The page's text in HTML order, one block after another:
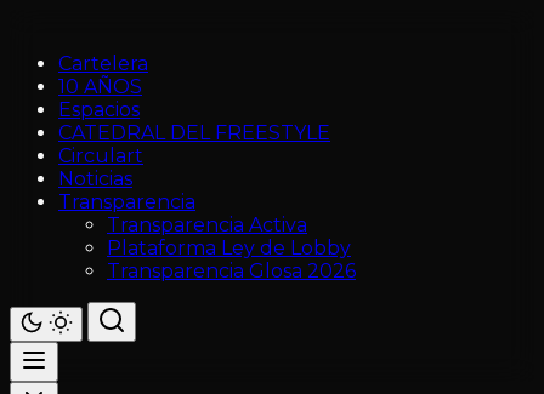
Cartelera
10 AÑOS
Espacios
CATEDRAL DEL FREESTYLE
Circulart
Noticias
Transparencia
Transparencia Activa
Plataforma Ley de Lobby
Transparencia Glosa 2026